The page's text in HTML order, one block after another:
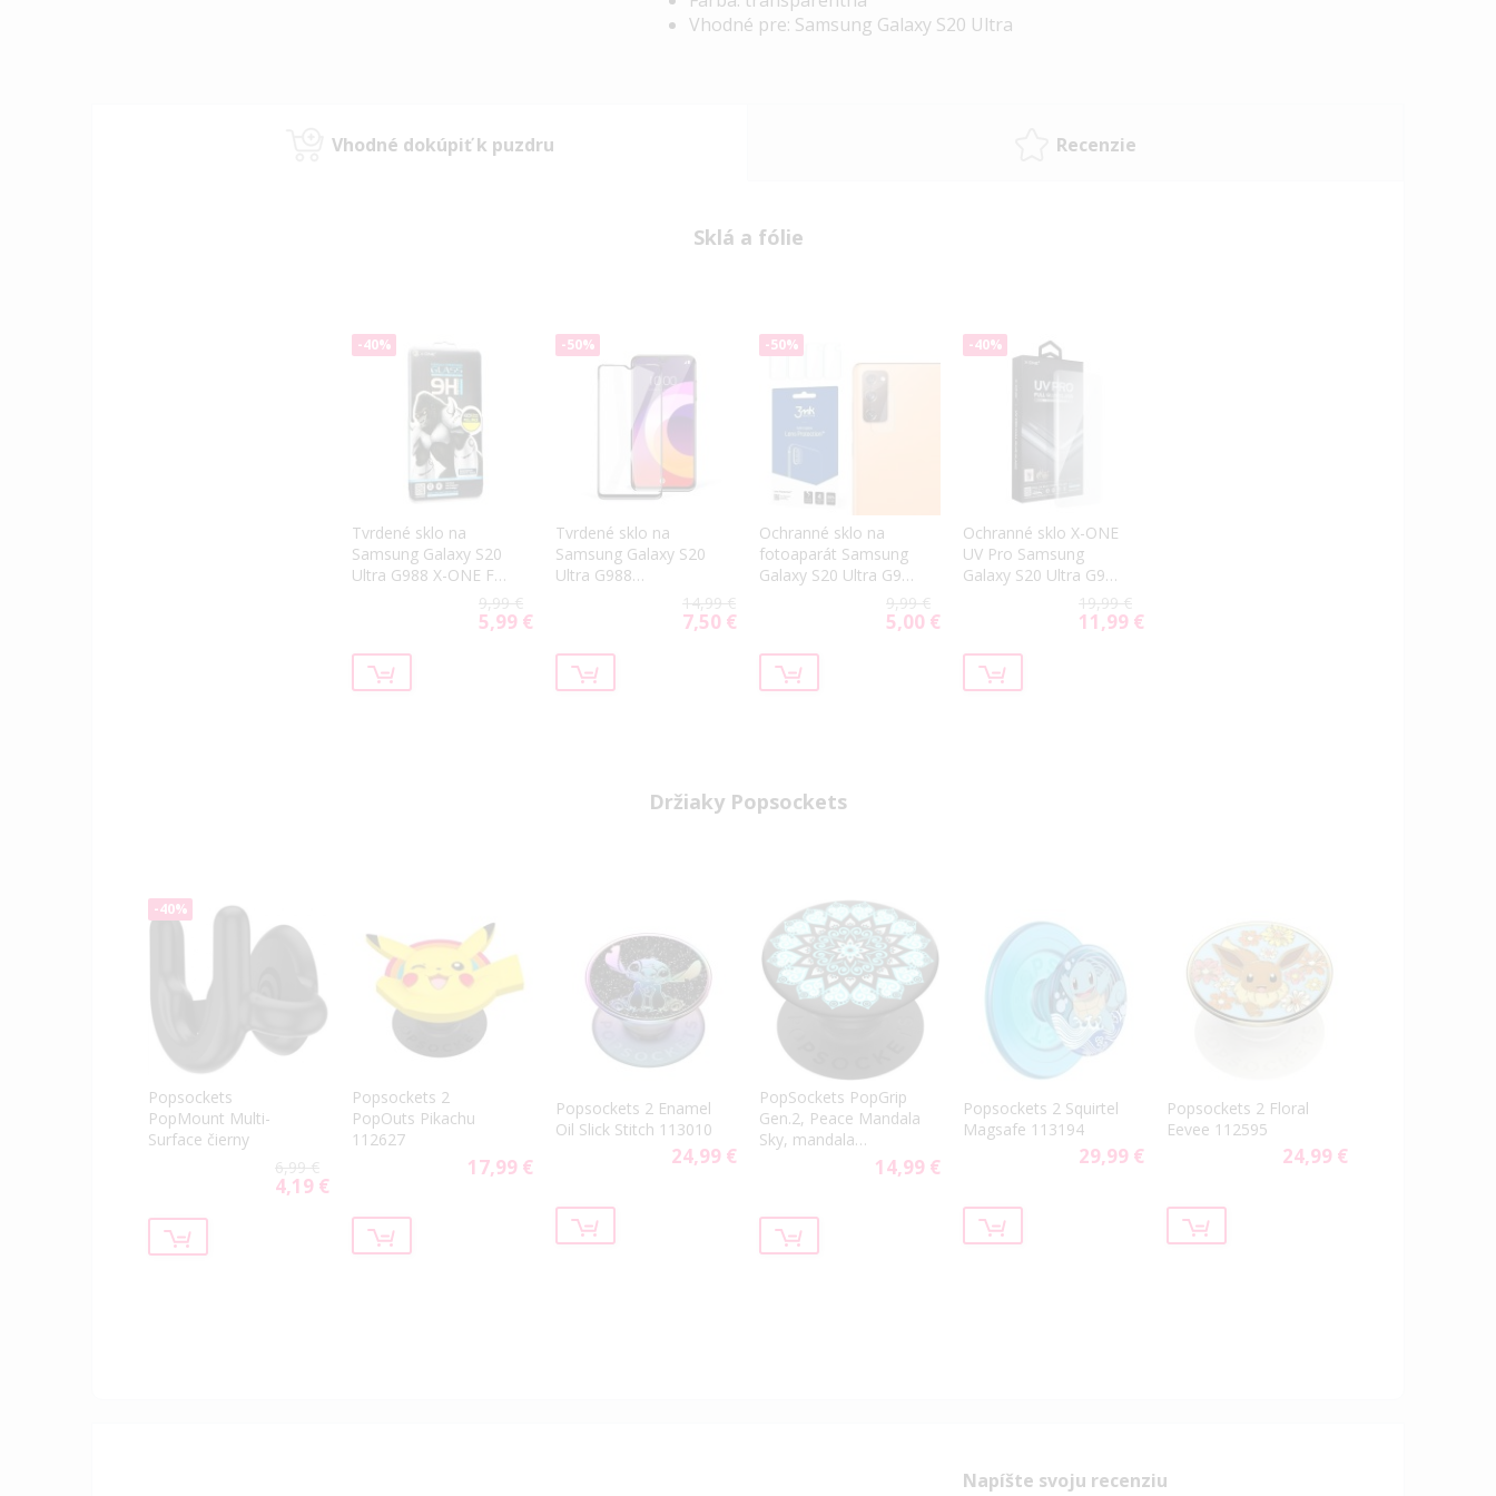
Vhodné pre: Samsung Galaxy S20 Ultra
Vhodné dokúpiť k puzdru Recenzie
Sklá a fólie
-40%
Tvrdené sklo na
Samsung Galaxy S20
Ultra G988 X-ONE Full
9,99 €
Special
5,99 €
-50%
Tvrdené sklo na
Samsung Galaxy S20
Ultra G988
celotvárové Ceramics14,99 €
Special
7,50 €
-50%
Ochranné sklo na
fotoaparát Samsung
Galaxy S20 Ultra G988
3MK Flexible (4ks)9,99 €
Special
5,00 €
-40%
Ochranné sklo X-ONE
UV Pro Samsung
Galaxy S20 Ultra G988
19,99 €
Special
11,99 €
Držiaky Popsockets
-40%
Popsockets
PopMount Multi-
Surface čierny
6,99 €
Special
4,19 €
Popsockets 2
PopOuts Pikachu
112627
17,99 €
Popsockets 2 Enamel
Oil Slick Stitch 113010
24,99 €
PopSockets PopGrip
Gen.2, Peace Mandala
Sky, mandala
14,99 €
Popsockets 2 Squirtel
Magsafe 113194
29,99 €
Popsockets 2 Floral
Eevee 112595
24,99 €
Napíšte svoju recenziu